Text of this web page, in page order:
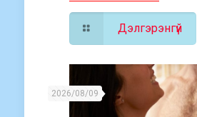
Дэлгэрэнгүй
2026/08/09